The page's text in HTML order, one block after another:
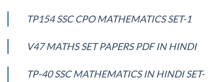
TP154 SSC CPO MATHEMATICS SET-1
V47 MATHS SET PAPERS PDF IN HINDI
TP-40 SSC MATHEMATICS IN HINDI SET-